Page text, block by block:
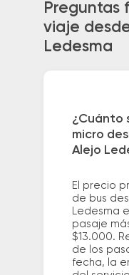
Preguntas
viaje
Ledesma
¿Cuánto
micro
Alejo
El precio
de bus
Ledesma
pasaje
$13.000.
de los
fecha, la